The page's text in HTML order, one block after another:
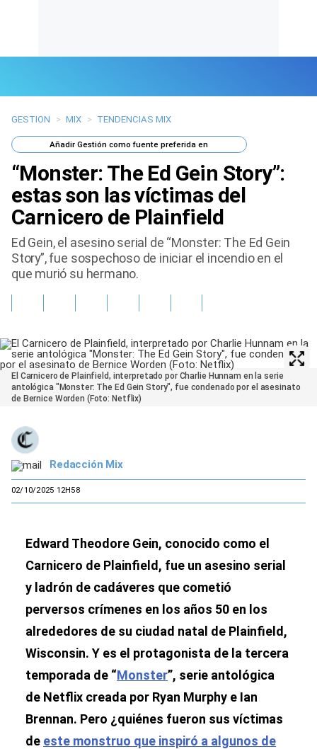
Últimas Noticias
Mi Bolsillo
Respuestas
Gente
Vida Laboral
Tendencias Mix
Sports
GESTION > MIX > TENDENCIAS MIX
AñadirGestión como fuente preferida en
“Monster: The Ed Gein Story”:
estas son las víctimas del
Carnicero de Plainfield
Ed Gein, el asesino serial de “Monster: The Ed Gein
Story”, fue sospechoso de iniciar el incendio en el
que murió su hermano.
El Carnicero de Plainfield, interpretado por Charlie Hunnam en la serie
antológica "Monster: The Ed Gein Story", fue condenado por el asesinato
de Bernice Worden (Foto: Netflix)
Redacción Mix
02/10/2025 12H58
Edward Theodore Gein, conocido como el
Carnicero de Plainfield, fue un asesino serial
y ladrón de cadáveres que cometió
perversos crímenes en los años 50 en los
alrededores de su ciudad natal de Plainfield,
Wisconsin. Y es el protagonista de la tercera
temporada de “Monster”, serie antológica
de Netflix creada por Ryan Murphy e Ian
Brennan. Pero ¿quiénes fueron sus víctimas
de este monstruo que inspiró a algunos de